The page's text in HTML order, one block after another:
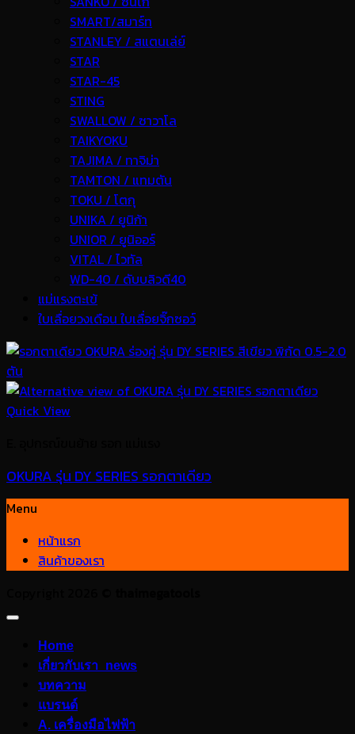
SMART/สมาร์ท
STANLEY / สแตนเล่ย์
STAR
STAR-45
STING
SWALLOW / ซาวาโล
TAIKYOKU
TAJIMA / ทาจิม่า
TAMTON / แทมตัน
TOKU / โตกุ
UNIKA / ยูนิก้า
UNIOR / ยูนิออร์
VITAL / ไวทัล
WD-40 / ดับบลิวดี40
แม่แรงตะเข้
ใบเลื่อยวงเดือน ใบเลื่อยจิ๊กซอว์
Quick View
OKURA รุ่น DY SERIES รอกตาเดียว
Menu
หน้าแรก
สินค้าของเรา
Home
เกี่ยวกับเรา_news
บทความ
แบรนด์
A. เครื่องมือไฟฟ้า